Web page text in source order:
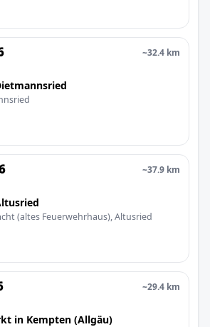
~32.4 km
~37.9 km
(altes Feuerwehrhaus), Altusried
~29.4 km
in Kempten (Allgäu)